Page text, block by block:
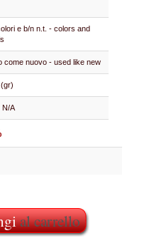
e b/n n.t. - colors and
come nuovo - used like new
N/A
al carrello